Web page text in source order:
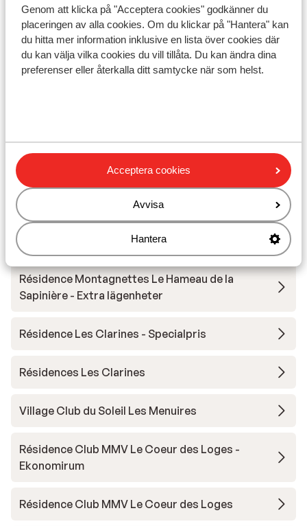
Genom att klicka på "Acceptera cookies" godkänner du
placeringen av alla cookies. Om du klickar på "Hantera" kan
du hitta mer information inklusive en lista över cookies där
du kan välja vilka cookies du vill tillåta. Du kan ändra dina
preferenser eller återkalla ditt samtycke när som helst.
Acceptera cookies
Avvisa
Hantera
Skidskola
Chalet la Grange de Marcelline
Résidence Pierre et Vacances Aconit
Résidence Montagnettes Le Hameau de la
Sapinière - Extra lägenheter
Résidence Les Clarines - Specialpris
Résidences Les Clarines
Village Club du Soleil Les Menuires
Résidence Club MMV Le Coeur des Loges -
Ekonomirum
Résidence Club MMV Le Coeur des Loges